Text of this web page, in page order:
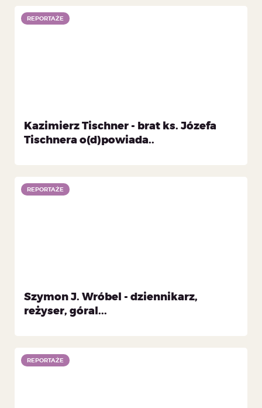
Kazimierz Tischner - brat ks. Józefa
Tischnera o(d)powiada..
REPORTAŻE
Szymon J. Wróbel - dziennikarz,
reżyser, góral...
REPORTAŻE
REPORTAŻE